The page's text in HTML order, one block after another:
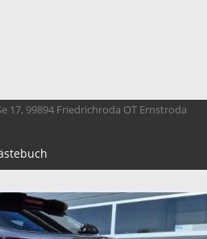
17, 99894 Friedrichroda OT Ernstroda